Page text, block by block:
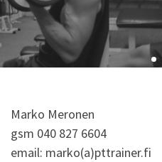
Marko Meronen
gsm 040 827 6604
email: marko(a)pttrainer.fi